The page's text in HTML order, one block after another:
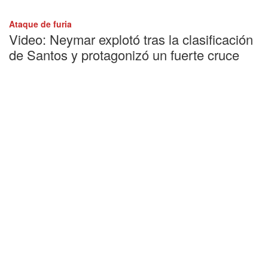
Ataque de furia
Video: Neymar explotó tras la clasificación
de Santos y protagonizó un fuerte cruce